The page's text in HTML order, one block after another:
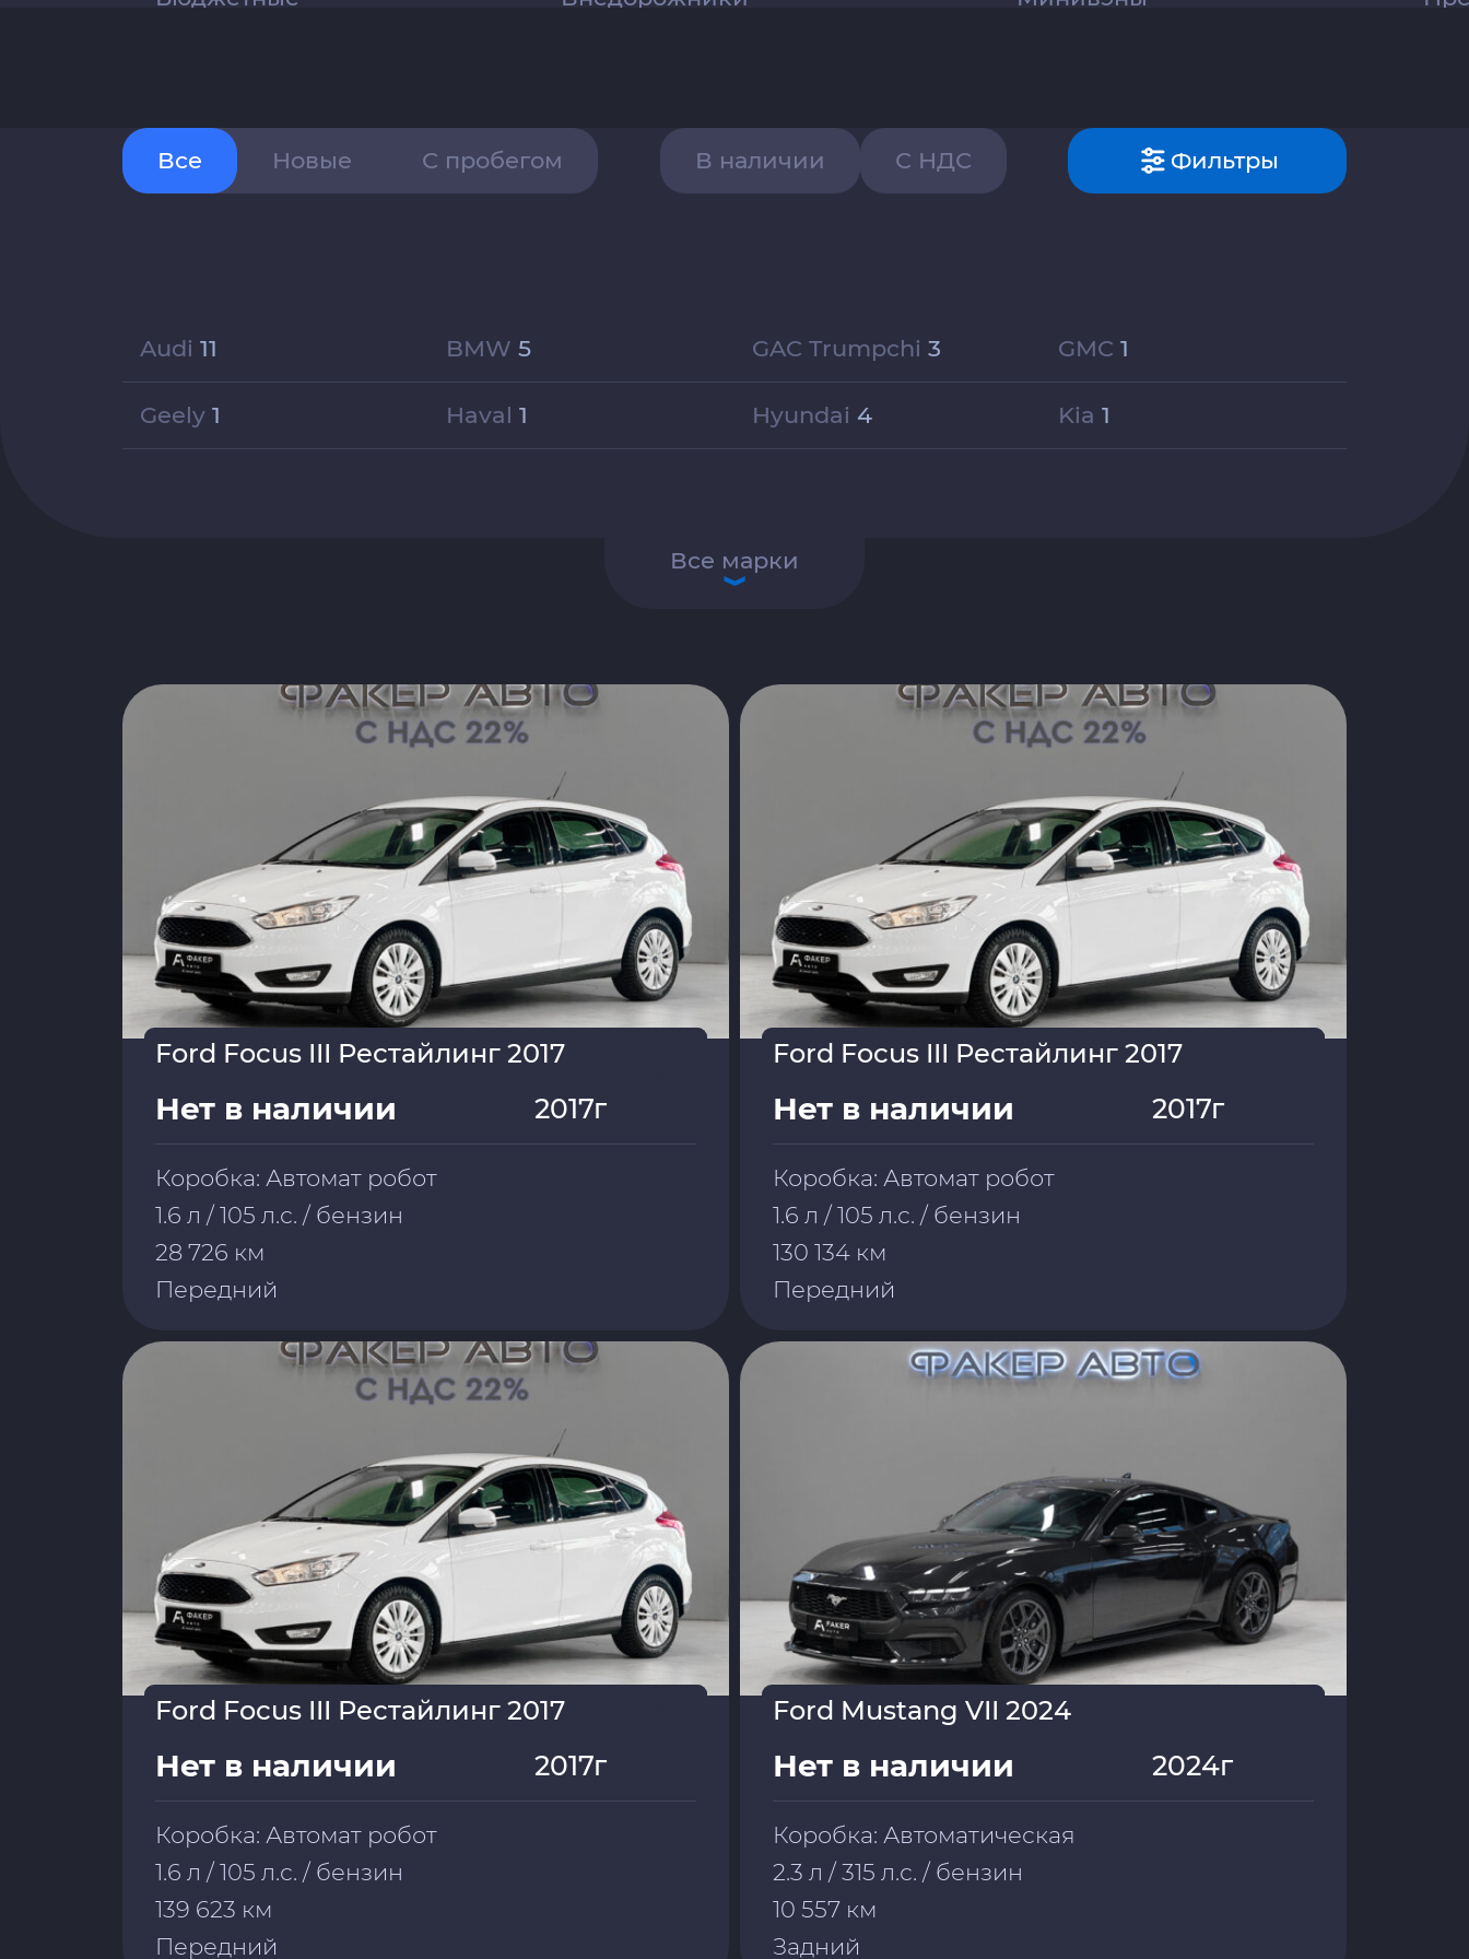
Все Новые С пробегом В наличии С НДС Фильтры
Audi 11 BMW 5 GAC Trumpchi 3 GMC 1
Geely 1 Haval 1 Hyundai 4 Kia 1
Все марки
Ford Focus III Рестайлинг 2017
Нет в наличии 2017г
Коробка: Автомат робот
1.6 л / 105 л.с. / бензин
28 726 км
Передний
Ford Focus III Рестайлинг 2017
Нет в наличии 2017г
Коробка: Автомат робот
1.6 л / 105 л.с. / бензин
130 134 км
Передний
Ford Focus III Рестайлинг 2017
Нет в наличии 2017г
Коробка: Автомат робот
1.6 л / 105 л.с. / бензин
139 623 км
Передний
Ford Mustang VII 2024
Нет в наличии 2024г
Коробка: Автоматическая
2.3 л / 315 л.с. / бензин
10 557 км
Задний